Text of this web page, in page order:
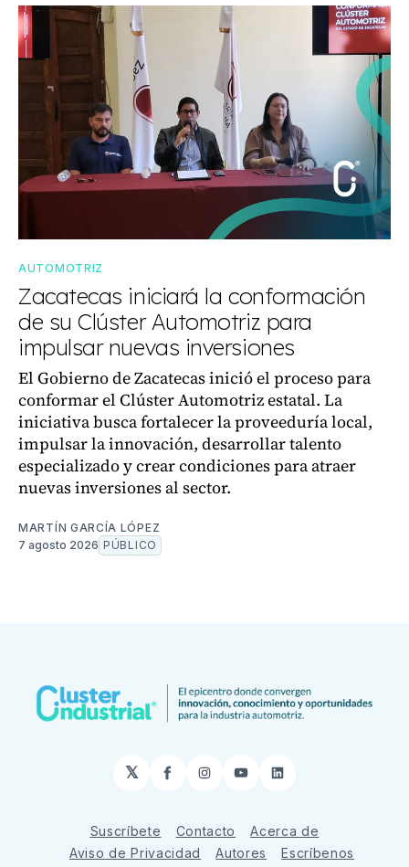
AUTOMOTRIZ
Zacatecas iniciará la conformación
de su Clúster Automotriz para
impulsar nuevas inversiones
El Gobierno de Zacatecas inició el proceso para
conformar el Clúster Automotriz estatal. La
iniciativa busca fortalecer la proveeduría local,
impulsar la innovación, desarrollar talento
especializado y crear condiciones para atraer
nuevas inversiones al sector.
MARTÍN GARCÍA LÓPEZ
7 agosto 2026 PÚBLICO
𝕏 Facebook
Instagram
YouTubeLinkedIn
Suscríbete Contacto
Acerca de
Aviso de Privacidad
Autores Escríbenos